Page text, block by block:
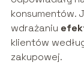
konsumentów.
wdrażaniu
klientów
zakupowej.